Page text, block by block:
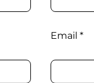
Email